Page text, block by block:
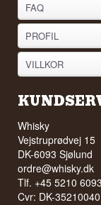
FAQ
PROFIL
VILLKOR
Whisky
Vejstruprødvej 15
DK-6093 Sjølund
ordre@whisky.dk
Tlf. +45 5210 6093
Cvr: DK-35210040